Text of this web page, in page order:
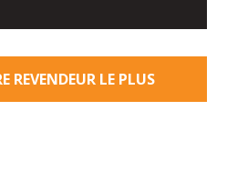
REVENDEUR LE PLUS